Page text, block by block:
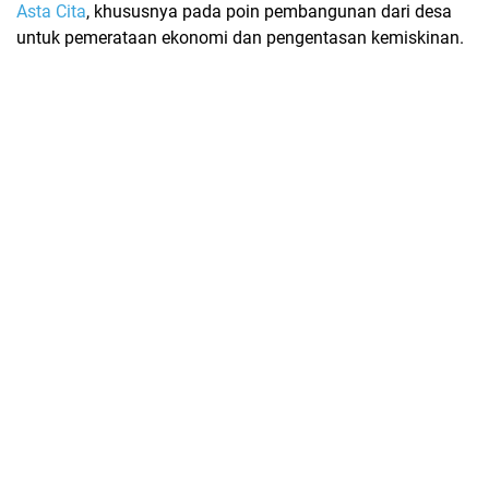
Asta Cita, khususnya pada poin pembangunan dari desa
untuk pemerataan ekonomi dan pengentasan kemiskinan.